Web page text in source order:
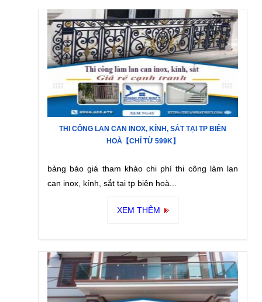
THI CÔNG LAN CAN INOX, KÍNH, SẮT TẠI TP BIÊN
HOÀ【CHỈ TỪ 599K】
bảng báo giá tham khảo chi phí thi công làm lan
can inox, kính, sắt tại tp biên hoà...
XEM THÊM